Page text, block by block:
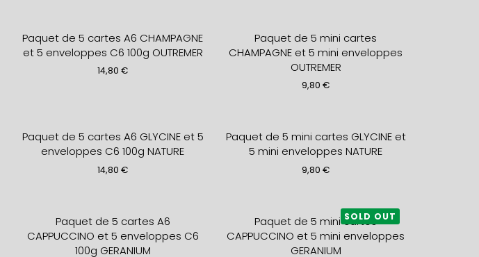
Paquet de 5 cartes A6 CHAMPAGNE
et 5 enveloppes C6 100g OUTREMER
14,80 €
Paquet de 5 mini cartes
CHAMPAGNE et 5 mini enveloppes
OUTREMER
9,80 €
Paquet de 5 cartes A6 GLYCINE et 5
enveloppes C6 100g NATURE
14,80 €
Paquet de 5 mini cartes GLYCINE et
5 mini enveloppes NATURE
9,80 €
Paquet de 5 cartes A6
CAPPUCCINO et 5 enveloppes C6
100g GERANIUM
Paquet de 5 mini cartes
CAPPUCCINO et 5 mini enveloppes
GERANIUM
SOLD OUT